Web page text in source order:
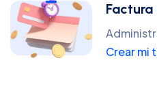
Crear mi